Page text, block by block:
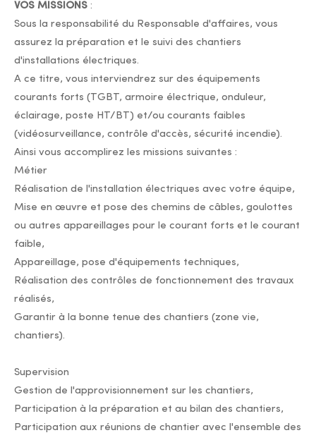
VOS MISSIONS :
Sous la responsabilité du Responsable d'affaires, vous
assurez la préparation et le suivi des chantiers
d'installations électriques.
A ce titre, vous interviendrez sur des équipements
courants forts (TGBT, armoire électrique, onduleur,
éclairage, poste HT/BT) et/ou courants faibles
(vidéosurveillance, contrôle d'accès, sécurité incendie).
Ainsi vous accomplirez les missions suivantes :
Métier
Réalisation de l'installation électriques avec votre équipe,
Mise en œuvre et pose des chemins de câbles, goulottes
ou autres appareillages pour le courant forts et le courant
faible,
Appareillage, pose d'équipements techniques,
Réalisation des contrôles de fonctionnement des travaux
réalisés,
Garantir à la bonne tenue des chantiers (zone vie,
chantiers).
Supervision
Gestion de l'approvisionnement sur les chantiers,
Participation à la préparation et au bilan des chantiers,
Participation aux réunions de chantier avec l'ensemble des